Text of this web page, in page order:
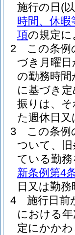
施行の日 (
時間、休
項の規定
2
この条例
づき月曜
の勤務時
に基づき
振りは、
た週休日
3
この条例
ついて、
ている勤
新条例第4
日又は勤
4
施行日前
における
定にかか